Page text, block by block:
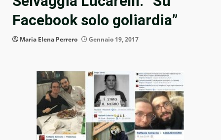
Facebook solo goliardia”
Maria Elena Perrero Gennaio 19, 2017